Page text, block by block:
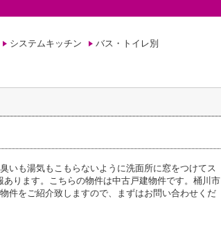
システムキッチン
バス・トイレ別
いも湯気もこもらないように洗面所に窓をつけてス
ります。こちらの物件は中古戸建物件です。桶川市
件をご紹介致しますので、まずはお問い合わせくだ